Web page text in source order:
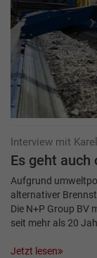
Interview mit
Es geht auch
Aufgrund
alternativer
Die N+P Group BV
seit mehr als 20
Jetzt lesen